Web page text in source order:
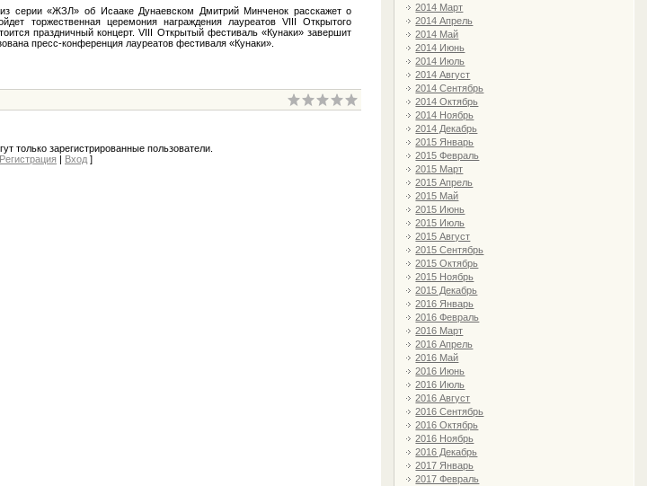
2014 Март
2014 Апрель
2014 Май
2014 Июнь
2014 Июль
2014 Август
2014 Сентябрь
2014 Октябрь
2014 Ноябрь
2014 Декабрь
2015 Январь
2015 Февраль
2015 Март
2015 Апрель
2015 Май
2015 Июнь
2015 Июль
2015 Август
2015 Сентябрь
2015 Октябрь
2015 Ноябрь
2015 Декабрь
2016 Январь
2016 Февраль
2016 Март
2016 Апрель
2016 Май
2016 Июнь
2016 Июль
2016 Август
2016 Сентябрь
2016 Октябрь
2016 Ноябрь
2016 Декабрь
2017 Январь
2017 Февраль
из серии «ЖЗЛ» об Исааке Дунаевском Дмитрий Минченок расскажет о
торжественная церемония награждения лауреатов VIII Открытого
праздничный концерт. VIII Открытый фестиваль «Кунаки» завершит
пресс-конференция лауреатов фестиваля «Кунаки».
только зарегистрированные пользователи.
Регистрация | Вход]